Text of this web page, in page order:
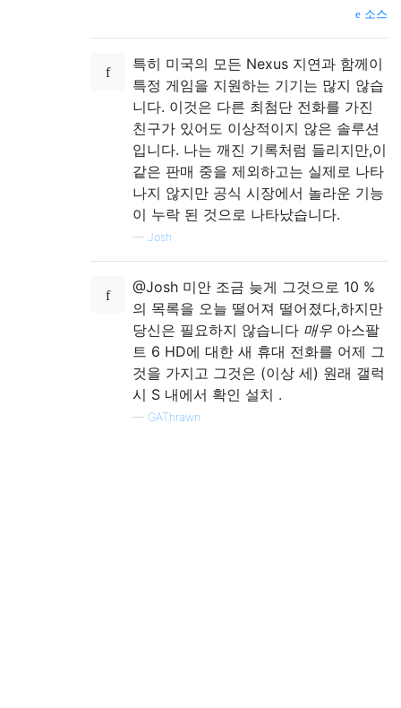
소스
특히 미국의 모든 Nexus 지연과 함께이
특정 게임을 지원하는 기기는 많지 않습
니다. 이것은 다른 최첨단 전화를 가진
친구가 있어도 이상적이지 않은 솔루션
입니다. 나는 깨진 기록처럼 들리지만,이
같은 판매 중을 제외하고는 실제로 나타
나지 않지만 공식 시장에서 놀라운 기능
이 누락 된 것으로 나타났습니다.
— Josh
@Josh 미안 조금 늦게 그것으로 10 %
의 목록을 오늘 떨어져 떨어졌다,하지만
당신은 필요하지 않습니다 매우 아스팔
트 6 HD에 대한 새 휴대 전화를 어제 그
것을 가지고 그것은 (이상 세) 원래 갤럭
시 S 내에서 확인 설치 .
— GAThrawn